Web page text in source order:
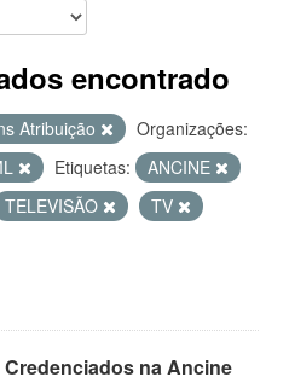
encontrado
Atribuição
Organizações:
Etiquetas:
ANCINE
TELEVISÃO
TV
na Ancine